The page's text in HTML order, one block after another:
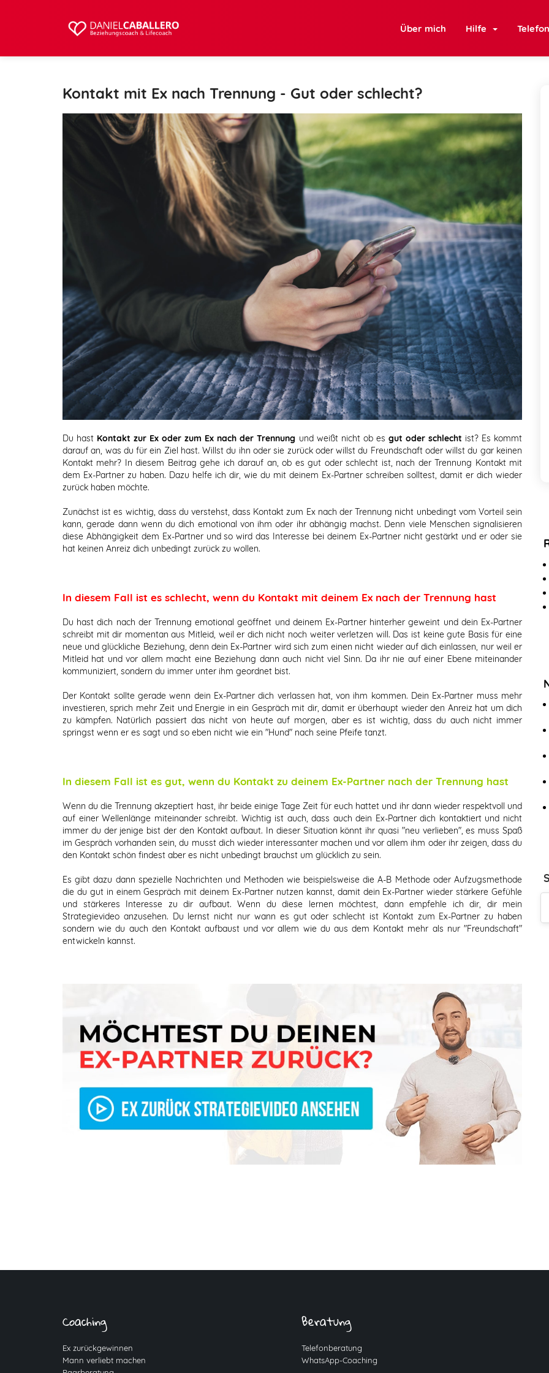
Über mich Hilfe
Kontakt mit Ex nach Trennung - Gut oder schlecht?
Du hast Kontakt zur Ex oder zum Ex nach der Trennung und weißt nicht ob es gut oder schlecht ist? Es kommt
darauf an, was du für ein Ziel hast. Willst du ihn oder sie zurück oder willst du Freundschaft oder willst du gar keinen
Kontakt mehr? In diesem Beitrag gehe ich darauf an, ob es gut oder schlecht ist, nach der Trennung Kontakt mit
dem Ex-Partner zu haben. Dazu helfe ich dir, wie du mit deinem Ex-Partner schreiben solltest, damit er dich wieder
zurück haben möchte.
Zunächst ist es wichtig, dass du verstehst, dass Kontakt zum Ex nach der Trennung nicht unbedingt vom Vorteil sein
kann, gerade dann wenn du dich emotional von ihm oder ihr abhängig machst. Denn viele Menschen signalisieren
diese Abhängigkeit dem Ex-Partner und so wird das Interesse bei deinem Ex-Partner nicht gestärkt und er oder sie
hat keinen Anreiz dich unbedingt zurück zu wollen.
In diesem Fall ist es schlecht, wenn du Kontakt mit deinem Ex nach der Trennung hast
Du hast dich nach der Trennung emotional geöffnet und deinem Ex-Partner hinterher geweint und dein Ex-Partner
schreibt mit dir momentan aus Mitleid, weil er dich nicht noch weiter verletzen will. Das ist keine gute Basis für eine
neue und glückliche Beziehung, denn dein Ex-Partner wird sich zum einen nicht wieder auf dich einlassen, nur weil er
Mitleid hat und vor allem macht eine Beziehung dann auch nicht viel Sinn. Da ihr nie auf einer Ebene miteinander
kommuniziert, sondern du immer unter ihm geordnet bist.
Der Kontakt sollte gerade wenn dein Ex-Partner dich verlassen hat, von ihm kommen. Dein Ex-Partner muss mehr
investieren, sprich mehr Zeit und Energie in ein Gespräch mit dir, damit er überhaupt wieder den Anreiz hat um dich
zu kämpfen. Natürlich passiert das nicht von heute auf morgen, aber es ist wichtig, dass du auch nicht immer
springst wenn er es sagt und so eben nicht wie ein "Hund" nach seine Pfeife tanzt.
In diesem Fall ist es gut, wenn du Kontakt zu deinem Ex-Partner nach der Trennung hast
Wenn du die Trennung akzeptiert hast, ihr beide einige Tage Zeit für euch hattet und ihr dann wieder respektvoll und
auf einer Wellenlänge miteinander schreibt. Wichtig ist auch, dass auch dein Ex-Partner dich kontaktiert und nicht
immer du der jenige bist der den Kontakt aufbaut. In dieser Situation könnt ihr quasi "neu verlieben", es muss Spaß
im Gespräch vorhanden sein, du musst dich wieder interessanter machen und vor allem ihm oder ihr zeigen, dass du
den Kontakt schön findest aber es nicht unbedingt brauchst um glücklich zu sein.
Es gibt dazu dann spezielle Nachrichten und Methoden wie beispielsweise die A-B Methode oder Aufzugsmethode
die du gut in einem Gespräch mit deinem Ex-Partner nutzen kannst, damit dein Ex-Partner wieder stärkere Gefühle
und stärkeres Interesse zu dir aufbaut. Wenn du diese lernen möchtest, dann empfehle ich dir, dir mein
Strategievideo anzusehen. Du lernst nicht nur wann es gut oder schlecht ist Kontakt zum Ex-Partner zu haben
sondern wie du auch den Kontakt aufbaust und vor allem wie du aus dem Kontakt mehr als nur "Freundschaft"
entwickeln kannst.
Coaching
Ex zurückgewinnen
Mann verliebt machen
Beratung
Telefonberatung
WhatsApp-Coaching